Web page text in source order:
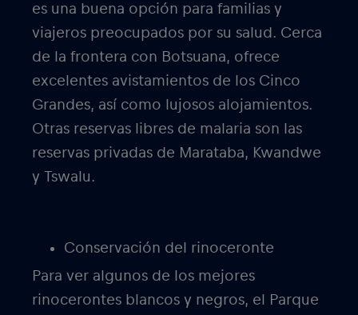
es una buena opción para familias y
viajeros preocupados por su salud. Cerca
de la frontera con Botsuana, ofrece
excelentes avistamientos de los Cinco
Grandes, así como lujosos alojamientos.
Otras reservas libres de malaria son las
reservas privadas de Marataba, Kwandwe
y Tswalu.
Conservación del rinoceronte
Para ver algunos de los mejores
rinocerontes blancos y negros, el Parque